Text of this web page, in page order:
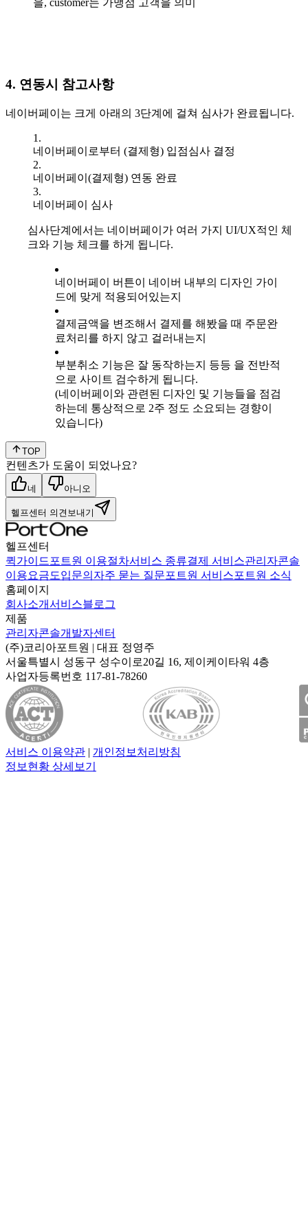
을, customer는 가맹점 고객을 의미
4. 연동시 참고사항
네이버페이는 크게 아래의 3단계에 걸쳐 심사가 완료됩니다.
네이버페이로부터 (결제형) 입점심사 결정
네이버페이(결제형) 연동 완료
네이버페이 심사
심사단계에서는 네이버페이가 여러 가지 UI/UX적인 체
크와 기능 체크를 하게 됩니다.
네이버페이 버튼이 네이버 내부의 디자인 가이
드에 맞게 적용되어있는지
결제금액을 변조해서 결제를 해봤을 때 주문완
료처리를 하지 않고 걸러내는지
부분취소 기능은 잘 동작하는지 등등 을 전반적
으로 사이트 검수하게 됩니다.
(네이버페이와 관련된 디자인 및 기능들을 점검
하는데 통상적으로 2주 정도 소요되는 경향이
있습니다)
TOP
컨텐츠가 도움이 되었나요?
네 아니오
헬프센터 의견보내기
헬프센터
퀵가이드 포트원 이용절차서비스 종류결제 서비스관리자콘솔
이용요금도입문의 자주 묻는 질문포트원 서비스포트원 소식
홈페이지
회사소개서비스블로그
제품
관리자콘솔개발자센터
(주)코리아포트원 | 대표 정영주
서울특별시 성동구 성수이로20길 16, 제이케이타워 4층
사업자등록번호 117-81-78260
서비스 이용약관 | 개인정보처리방침
정보현황 상세보기